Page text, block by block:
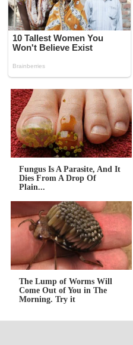
Fungus Is A Parasite, And It
Dies From A Drop Of
Plain...
The Lump of Worms Will
Come Out of You in The
Morning. Try it